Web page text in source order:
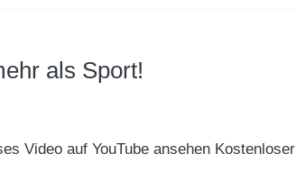
als Sport!
Video auf YouTube ansehen Kostenloser